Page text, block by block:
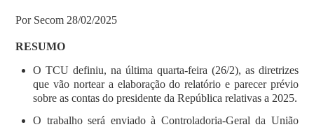
Por Secom 28/02/2025
RESUMO
O TCU definiu, na última quarta-feira (26/2), as diretrizes
que vão nortear a elaboração do relatório e parecer prévio
sobre as contas do presidente da República relativas a 2025.
O trabalho será enviado à Controladoria-Geral da União